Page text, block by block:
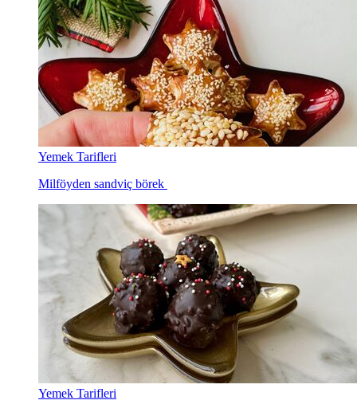
Yemek Tarifleri
Milföyden sandviç börek
Yemek Tarifleri